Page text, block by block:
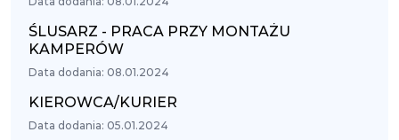
ŚLUSARZ - PRACA PRZY MONTAŻU
KAMPERÓW
Data dodania: 08.01.2024
KIEROWCA/KURIER
Data dodania: 05.01.2024